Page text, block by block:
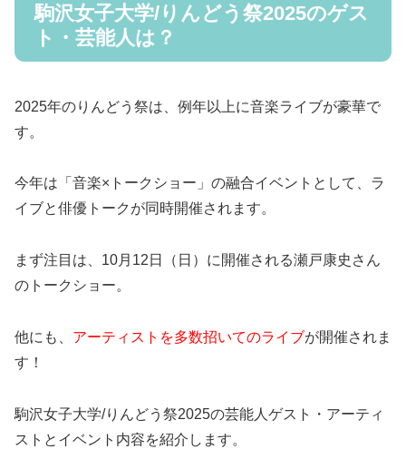
駒沢女子大学/りんどう祭2025のゲス
ト・芸能人は？
2025年のりんどう祭は、例年以上に音楽ライブが豪華で
す。
今年は「音楽×トークショー」の融合イベントとして、ラ
イブと俳優トークが同時開催されます。
まず注目は、10月12日（日）に開催される瀬戸康史さん
のトークショー。
他にも、 アーティストを多数招いてのライブが開催されま
す！
駒沢女子大学/りんどう祭2025の芸能人ゲスト・アーティ
ストとイベント内容を紹介します。